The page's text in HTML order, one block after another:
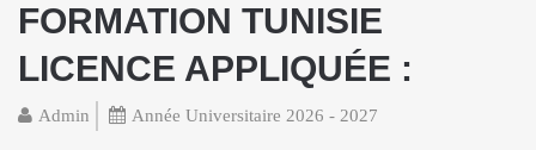
FORMATION TUNISIE
LICENCE APPLIQUÉE :
Admin Année Universitaire 2026 - 2027